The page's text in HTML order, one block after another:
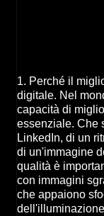
1. Perché il
digitale. Nel
capacità di
essenziale. Che
LinkedIn, di un
di un'immagine
qualità è
con immagini
che appaiono